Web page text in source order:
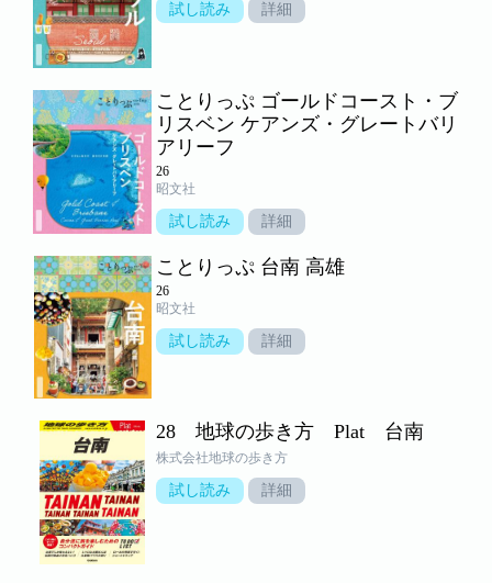
試し読み 詳細
ことりっぷ ゴールドコースト・ブ
リスベン ケアンズ・グレートバリ
アリーフ
26
昭文社
試し読み 詳細
ことりっぷ 台南 高雄
26
昭文社
試し読み 詳細
28 地球の歩き方 Plat 台南
株式会社地球の歩き方
試し読み 詳細